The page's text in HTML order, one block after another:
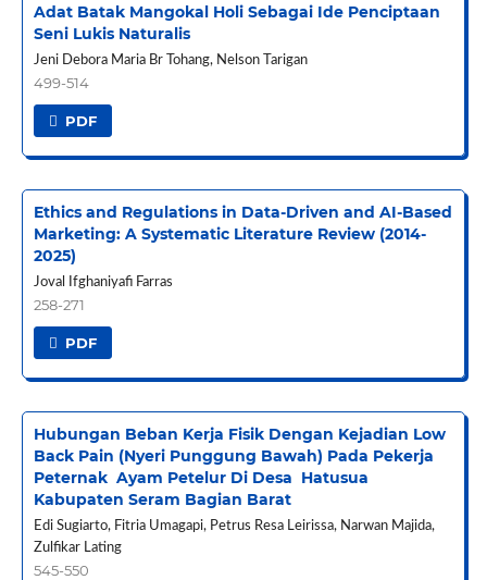
Adat Batak Mangokal Holi Sebagai Ide Penciptaan
Seni Lukis Naturalis
Jeni Debora Maria Br Tohang, Nelson Tarigan
499-514
PDF
Ethics and Regulations in Data-Driven and AI-Based
Marketing: A Systematic Literature Review (2014-
2025)
Joval Ifghaniyafi Farras
258-271
PDF
Hubungan Beban Kerja Fisik Dengan Kejadian Low
Back Pain (Nyeri Punggung Bawah) Pada Pekerja
Peternak Ayam Petelur Di Desa Hatusua
Kabupaten Seram Bagian Barat
Edi Sugiarto, Fitria Umagapi, Petrus Resa Leirissa, Narwan Majida,
Zulfikar Lating
545-550